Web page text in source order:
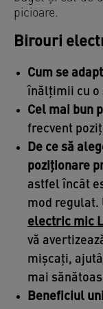
picioare.
Birouri
Cum se
înălțimii cu o
Cel mai bun
frecvent
De ce să
poziționare
astfel încât
mod regulat.
electric mic
vă
mișcați,
mai
Beneficiul